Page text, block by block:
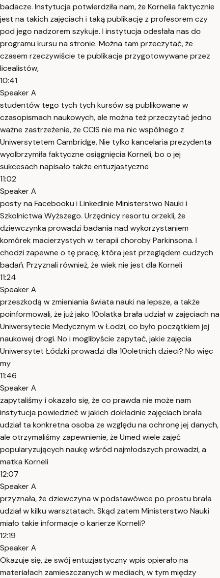
badacze. Instytucja potwierdziła nam, że Kornelia faktycznie
jest na takich zajęciach i taką publikację z profesorem czy
pod jego nadzorem szykuje. I instytucja odesłała nas do
programu kursu na stronie. Można tam przeczytać, że
czasem rzeczywiście te publikacje przygotowywane przez
licealistów,
10:41
Speaker A
studentów tego tych tych kursów są publikowane w
czasopismach naukowych, ale można też przeczytać jedno
ważne zastrzeżenie, że CCIS nie ma nic wspólnego z
Uniwersytetem Cambridge. Nie tylko kancelaria prezydenta
wyolbrzymiła faktyczne osiągnięcia Korneli, bo o jej
sukcesach napisało także entuzjastyczne
11:02
Speaker A
posty na Facebooku i LinkedInie Ministerstwo Nauki i
Szkolnictwa Wyższego. Urzędnicy resortu orzekli, że
dziewczynka prowadzi badania nad wykorzystaniem
komórek macierzystych w terapii choroby Parkinsona. I
chodzi zapewne o tę pracę, która jest przeglądem cudzych
badań. Przyznali również, że wiek nie jest dla Korneli
11:24
Speaker A
przeszkodą w zmieniania świata nauki na lepsze, a także
poinformowali, że już jako 10olatka brała udział w zajęciach na
Uniwersytecie Medycznym w Łodzi, co było początkiem jej
naukowej drogi. No i moglibyście zapytać, jakie zajęcia
Uniwersytet Łódzki prowadzi dla 10oletnich dzieci? No więc
my
11:46
Speaker A
zapytaliśmy i okazało się, że co prawda nie może nam
instytucja powiedzieć w jakich dokładnie zajęciach brała
udział ta konkretna osoba ze względu na ochronę jej danych,
ale otrzymaliśmy zapewnienie, że Umed wiele zajęć
popularyzujących naukę wśród najmłodszych prowadzi, a
matka Korneli
12:07
Speaker A
przyznała, że dziewczyna w podstawówce po prostu brała
udział w kilku warsztatach. Skąd zatem Ministerstwo Nauki
miało takie informacje o karierze Korneli?
12:19
Speaker A
Okazuje się, że swój entuzjastyczny wpis opierało na
materiałach zamieszczanych w mediach, w tym między